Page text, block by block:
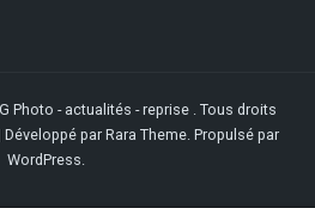
Photo - actualités - reprise . Tous droits
par Rara Theme . Propulsé par
WordPress